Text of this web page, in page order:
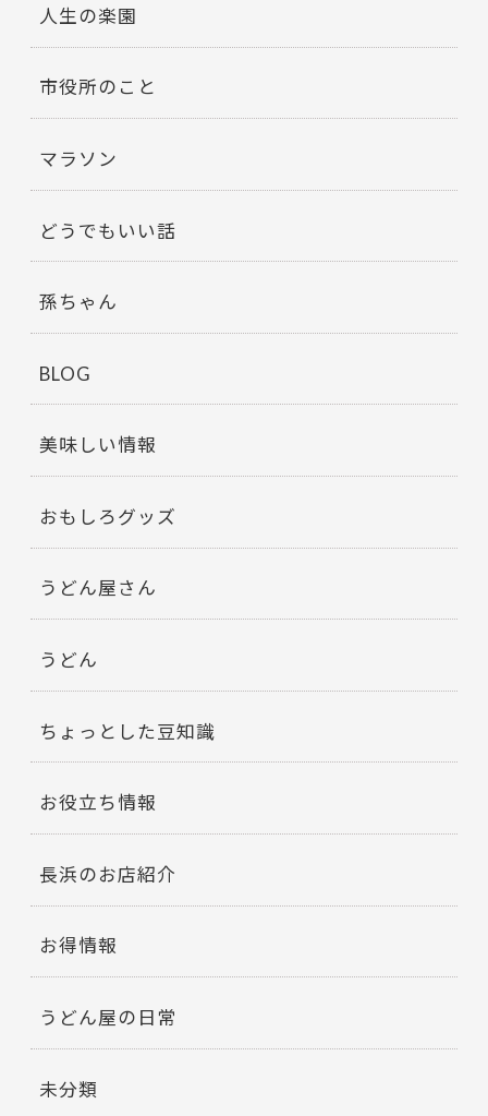
人生の楽園
市役所のこと
マラソン
どうでもいい話
孫ちゃん
BLOG
美味しい情報
おもしろグッズ
うどん屋さん
うどん
ちょっとした豆知識
お役立ち情報
長浜のお店紹介
お得情報
うどん屋の日常
未分類